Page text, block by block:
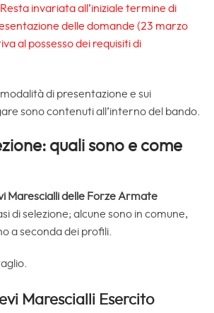
invariata all’iniziale termine di
delle domande (23 marzo
al possesso dei requisiti di
di presentazione e sui
sono contenuti all’interno del bando.
quali sono e come
Marescialli delle Forze Armate
di selezione; alcune sono in comune,
a seconda dei profili.
Marescialli Esercito